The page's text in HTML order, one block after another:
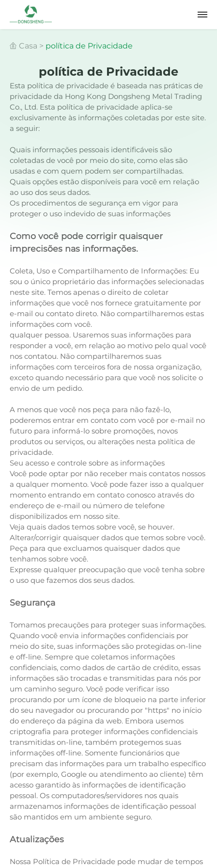
Casa > política de Privacidade
política de Privacidade
Esta política de privacidade é baseada nas práticas de
privacidade da Hong Kong Dongsheng Metal Trading
Co., Ltd. Esta política de privacidade aplica-se
exclusivamente às informações coletadas por este site.
a seguir:
Quais informações pessoais identificáveis ​​são
coletadas de você por meio do site, como elas são
usadas e com quem podem ser compartilhadas.
Quais opções estão disponíveis para você em relação
ao uso dos seus dados.
Os procedimentos de segurança em vigor para
proteger o uso indevido de suas informações
Como você pode corrigir quaisquer
imprecisões nas informações.
Coleta, Uso e Compartilhamento de Informações: Eu
sou o único proprietário das informações selecionadas
neste site. Temos apenas o direito de coletar
informações que você nos fornece gratuitamente por
e-mail ou contato direto. Não compartilharemos estas
informações com você.
qualquer pessoa. Usaremos suas informações para
responder a você, em relação ao motivo pelo qual você
nos contatou. Não compartilharemos suas
informações com terceiros fora de nossa organização,
exceto quando necessário para que você nos solicite o
envio de um pedido.
A menos que você nos peça para não fazê-lo,
poderemos entrar em contato com você por e-mail no
futuro para informá-lo sobre promoções, novos
produtos ou serviços, ou alterações nesta política de
privacidade.
Seu acesso e controle sobre as informações
Você pode optar por não receber mais contatos nossos
a qualquer momento. Você pode fazer isso a qualquer
momento entrando em contato conosco através do
endereço de e-mail ou número de telefone
disponibilizados em nosso site.
Veja quais dados temos sobre você, se houver.
Alterar/corrigir quaisquer dados que temos sobre você.
Peça para que excluamos quaisquer dados que
tenhamos sobre você.
Expresse qualquer preocupação que você tenha sobre
o uso que fazemos dos seus dados.
Segurança
Tomamos precauções para proteger suas informações.
Quando você envia informações confidenciais por
meio do site, suas informações são protegidas on-line
e off-line. Sempre que coletamos informações
confidenciais, como dados de cartão de crédito, essas
informações são trocadas e transmitidas para nós por
um caminho seguro. Você pode verificar isso
procurando por um ícone de bloqueio na parte inferior
do seu navegador ou procurando por "https" no início
do endereço da página da web. Embora usemos
criptografia para proteger informações confidenciais
transmitidas on-line, também protegemos suas
informações off-line. Somente funcionários que
precisam das informações para um trabalho específico
(por exemplo, Google ou atendimento ao cliente) têm
acesso garantido às informações de identificação
pessoal. Os computadores/servidores nos quais
armazenamos informações de identificação pessoal
são mantidos em um ambiente seguro.
Atualizações
Nossa Política de Privacidade pode mudar de tempos